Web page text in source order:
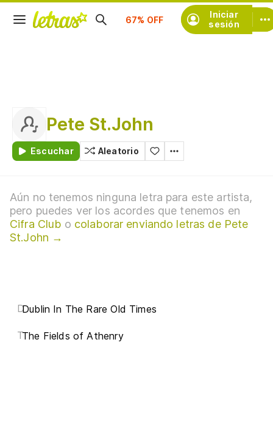
Iniciar
sesión
Suscríbete
Pete St.John
Escuchar Aleatorio
Aún no tenemos ninguna letra para este artista,
pero puedes ver los acordes que tenemos en
Cifra Club o colaborar enviando letras de Pete
St.John →
DDublin In The Rare Old Times
TThe Fields of Athenry